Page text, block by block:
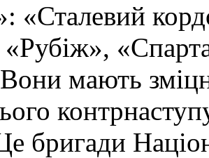
«Сталевий
мають
бригади